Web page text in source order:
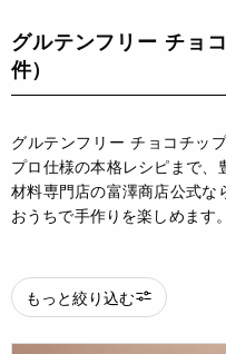
グルテンフリー チョ
件）
グルテンフリー チョコチッ
プロ仕様の本格レシピまで
材料専門店の富澤商店公式な
おうちで手作りを楽しめます。
もっと絞り込む